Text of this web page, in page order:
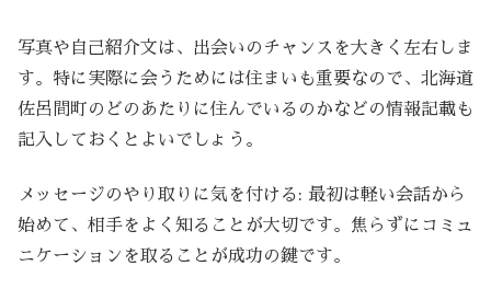
写真や自己紹介文は、出会いのチャンスを大きく左右しま
す。特に実際に会うためには住まいも重要なので、北海道
佐呂間町のどのあたりに住んでいるのかなどの情報記載も
記入しておくとよいでしょう。
メッセージのやり取りに気を付ける: 最初は軽い会話から
始めて、相手をよく知ることが大切です。焦らずにコミュ
ニケーションを取ることが成功の鍵です。